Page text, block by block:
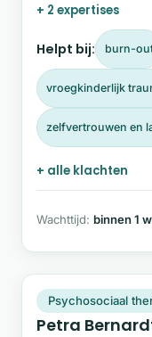
Haar begeleiding
afgestemd op
om de verbinding
+ 2 expertises
Helpt bij: burn-
vroegkinderlijk
zelfvertrouwen en
+ alle klachten
Wachttijd: binnen 1
Snel beschikbaar
Psychosociaal
Petra